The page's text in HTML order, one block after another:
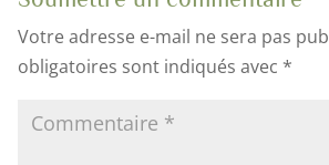
Votre adresse e-mail ne sera pas
obligatoires sont indiqués avec *